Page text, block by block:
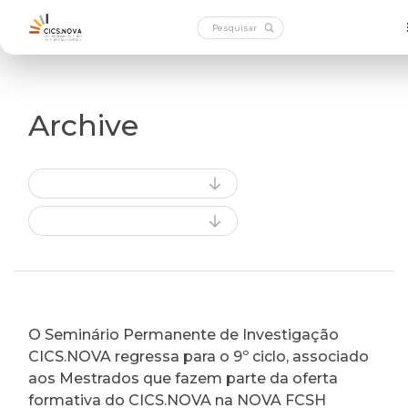
Archive
O Seminário Permanente de Investigação
CICS.NOVA regressa para o 9º ciclo, associado
aos Mestrados que fazem parte da oferta
formativa do CICS.NOVA na NOVA FCSH